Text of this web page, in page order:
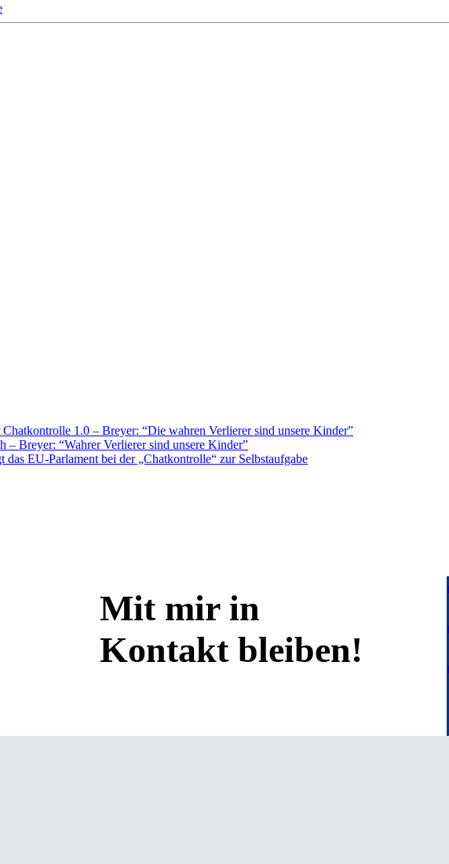
1.0 – Breyer: “Die wahren Verlierer sind unsere Kinder”
Breyer: “Wahrer Verlierer sind unsere Kinder”
das EU-Parlament bei der „Chatkontrolle“ zur Selbstaufgabe
Mit mir in
Kontakt bleiben!